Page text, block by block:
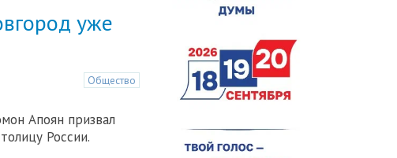
уже
Общество
Апоян призвал
России.